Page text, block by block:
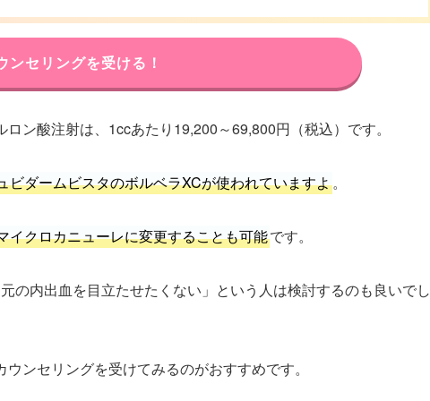
ンセリングを受ける！
ン酸注射は、1ccあたり19,200～69,800円（税込）です。
ビダームビスタのボルベラXCが使われていますよ。
イクロカニューレに変更することも可能です。
の内出血を目立たせたくない」という人は検討するのも良いでし
ンセリングを受けてみるのがおすすめです。